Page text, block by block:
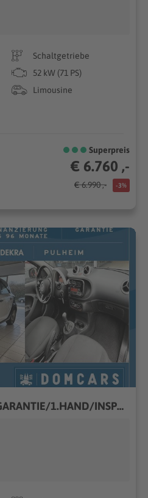
Schaltgetriebe
52 kW (71 PS)
Limousine
Superpreis
€ 6.760 ,-
€ 6.990 ,- -3%
Smart forfour Basis//GARANTIE/1.HAND/INSPEKTION NEU//